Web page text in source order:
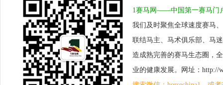
1赛马网——中国第一赛马门
我们及时聚焦全球速度赛马
联结马主、马术俱乐部、马
造成熟完善的赛马生态圈，
业的健康发展。网址：http://